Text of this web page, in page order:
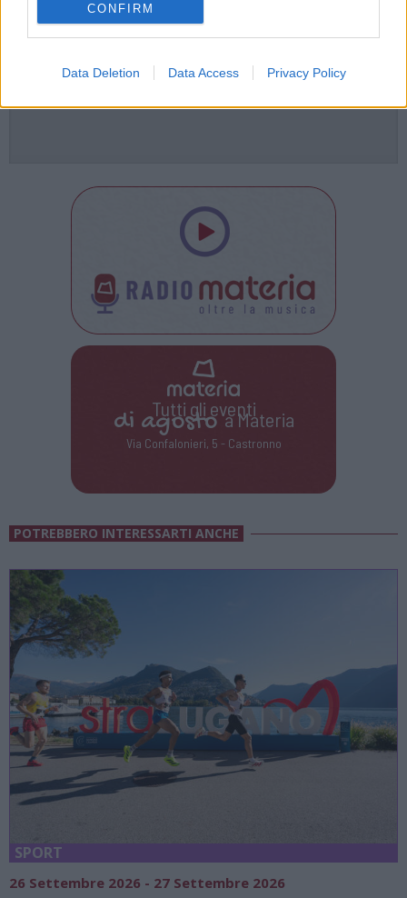
CONFIRM
Data Deletion Data Access Privacy Policy
ADV
Tutti gli eventi
di agostoa Materia
Via Confalonieri, 5 - Castronno
POTREBBERO INTERESSARTI ANCHE
SPORT
26 Settembre 2026 - 27 Settembre 2026